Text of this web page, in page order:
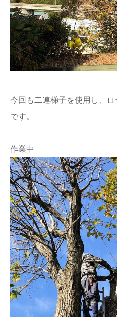
今回も二連梯子を使用し、
です。
作業中